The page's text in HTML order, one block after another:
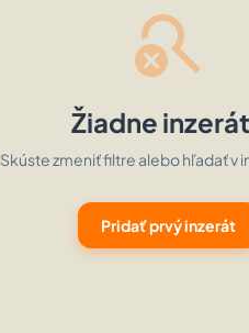
search_off
Žiadne
Skúste zmeniť filtre alebo hľadať v
Pridať prvý inzerát